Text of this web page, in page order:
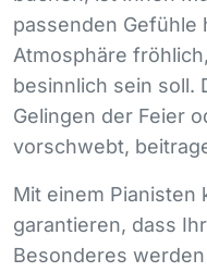
passenden Gefühle
Atmosphäre
besinnlich sein soll.
Gelingen der Feier
vorschwebt,
Mit einem Pianisten
garantieren, dass
Besonderes